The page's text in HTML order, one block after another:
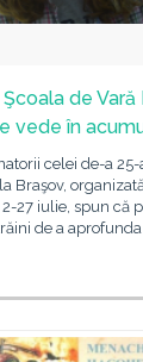
de Vară
vede în
celei de-a
Braşov,
27 iulie, spun că
de a